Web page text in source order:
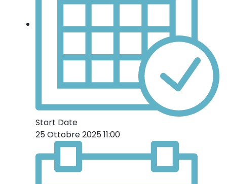
Start Date
25 Ottobre 2025 11:00